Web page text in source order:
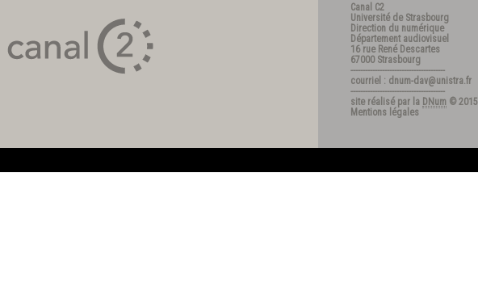
Canal C2
Université de Strasbourg
Direction du numérique
Département audiovisuel
16 rue René Descartes
67000 Strasbourg
---------------------------------------
courriel : dnum-dav@unistra.fr
---------------------------------------
site réalisé par la DNum © 2015
Mentions légales